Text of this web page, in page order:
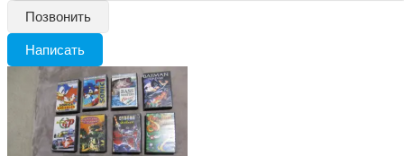
Позвонить
Написать